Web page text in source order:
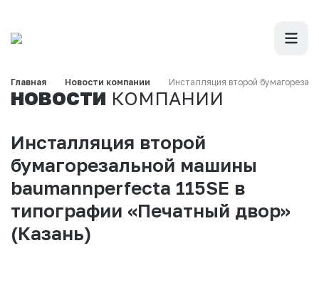
НОВОСТИ КОМПАНИИ
Главная Новости компании Инсталляция второй
Инсталляция второй
бумагорезальной машины
baumannperfecta 115SE в
типографии «Печатный двор»
(Казань)